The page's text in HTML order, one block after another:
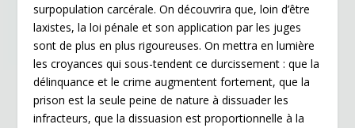
surpopulation carcérale. On découvrira que, loin d’être
laxistes, la loi pénale et son application par les juges
sont de plus en plus rigoureuses. On mettra en lumière
les croyances qui sous-tendent ce durcissement : que la
délinquance et le crime augmentent fortement, que la
prison est la seule peine de nature à dissuader les
infracteurs, que la dissuasion est proportionnelle à la